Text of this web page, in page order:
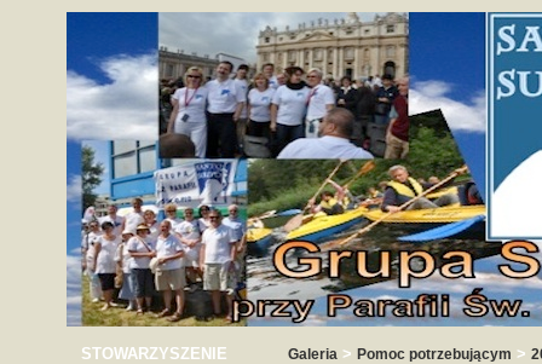
STOWARZYSZENIE Galeria > Pomoc potrzebującym >